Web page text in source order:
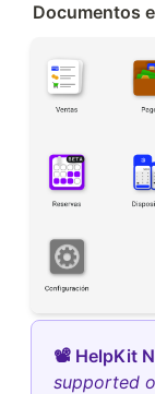
Documentos
📽 HelpKit
supported